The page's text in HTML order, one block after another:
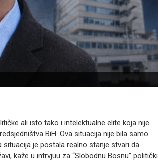
ali isto tako i intelektualne elite koja nije
BiH. Ova situacija nije bila samo
situacija je postala realno stanje stvari da
kaže u intrvjuu za “Slobodnu Bosnu” politički